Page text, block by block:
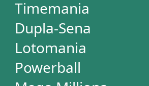
PowerBall
Mega Millions
EuroMillions
ASSINATURA